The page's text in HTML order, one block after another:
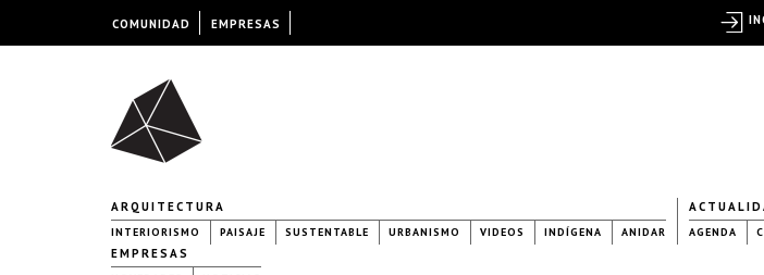
ARQUITECTURA
INTERIORISMO PAISAJE SUSTENTABLE URBANISMO VIDEOS INDÍGENA ANIDAR AGENDA
EMPRESAS
COMUNIDAD EMPRESAS